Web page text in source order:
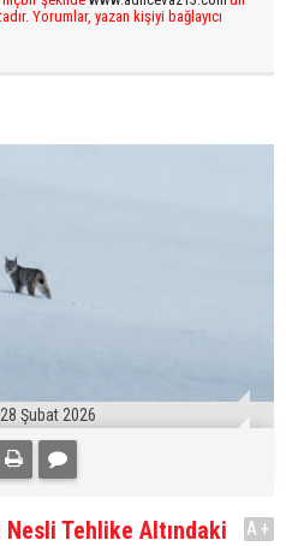
Yorumlar, yazan kişiyi bağlayıcı
28 Şubat 2026
Nesli Tehlike Altındaki
A+